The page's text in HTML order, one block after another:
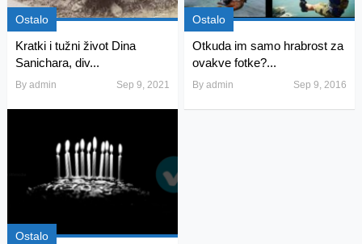
Ostalo
Kratki i tužni život Dina
Sanichara, div...
By admin Sep 9, 2021
Ostalo
Otkuda im samo hrabrost za
ovakve fotke?...
Byadmin Sep 9, 2016
Ostalo